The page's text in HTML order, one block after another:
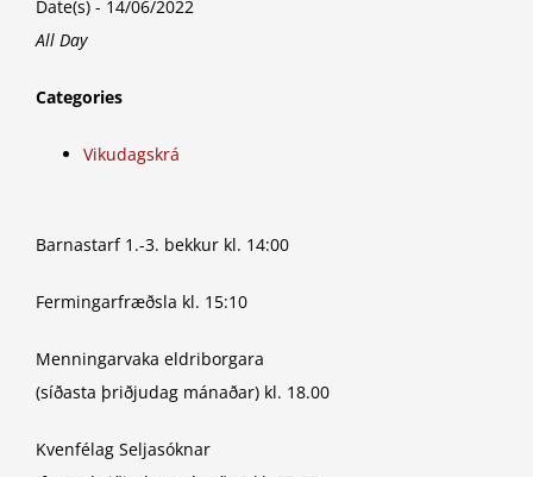
Date(s) - 14/06/2022
All Day
Categories
Vikudagskrá
Barnastarf 1.-3. bekkur kl. 14:00
Fermingarfræðsla kl. 15:10
Menningarvaka eldriborgara
(síðasta þriðjudag mánaðar) kl. 18.00
Kvenfélag Seljasóknar